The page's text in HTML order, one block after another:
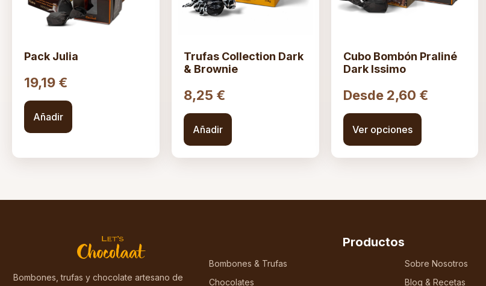
Pack Julia
19,19 €
Añadir
Trufas Collection Dark
& Brownie
8,25 €
Añadir
Cubo Bombón Praliné
Dark Issimo
Desde 2,60 €
Ver opciones
Bombones, trufas y chocolate artesano de
Productos
Bombones & Trufas
Chocolates
Sobre Nosotros
Blog & Recetas